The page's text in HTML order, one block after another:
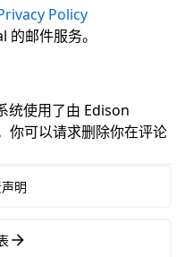
Policy
邮件服务。
统使用了由 Edison
可以请求删除你在评论
明